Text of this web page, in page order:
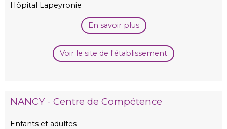
Hôpital Lapeyronie
En savoir plus
Voir le site de l'établissement
NANCY - Centre de Compétence
Enfants et adultes